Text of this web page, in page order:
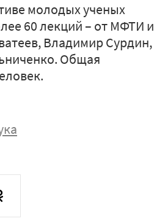
молодых ученых
60 лекций – от МФТИ и
Владимир Сурдин,
Общая